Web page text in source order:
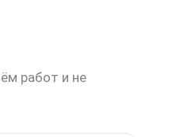
работ и не